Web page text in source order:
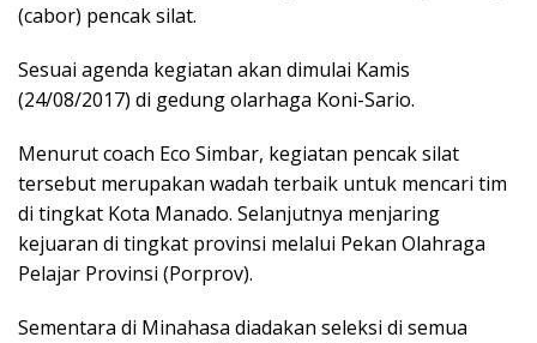
(cabor) pencak silat.
Sesuai agenda kegiatan akan dimulai Kamis
(24/08/2017) di gedung olarhaga Koni-Sario.
Menurut coach Eco Simbar, kegiatan pencak silat
tersebut merupakan wadah terbaik untuk mencari tim
di tingkat Kota Manado. Selanjutnya menjaring
kejuaran di tingkat provinsi melalui Pekan Olahraga
Pelajar Provinsi (Porprov).
Sementara di Minahasa diadakan seleksi di semua